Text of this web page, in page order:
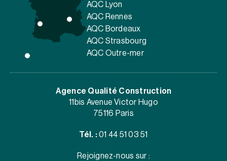
AQC Lyon
AQC Rennes
AQC Bordeaux
AQC Strasbourg
AQC Outre-mer
Agence Qualité Construction
11bis Avenue Victor Hugo
75116 Paris
Tél. : 01 44 51 03 51
Rejoignez-nous sur :